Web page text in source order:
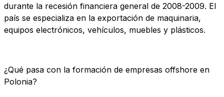
durante la recesión financiera general de 2008-2009. El
país se especializa en la exportación de maquinaria,
equipos electrónicos, vehículos, muebles y plásticos.
¿Qué pasa con la formación de empresas offshore en
Polonia?